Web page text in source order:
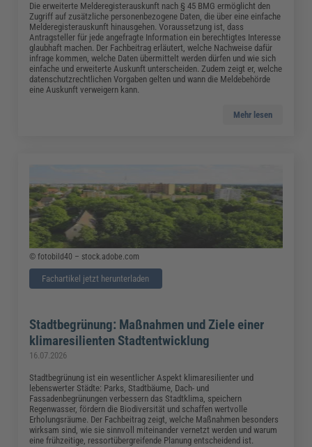
Die erweiterte Melderegisterauskunft nach § 45 BMG ermöglicht den
Zugriff auf zusätzliche personenbezogene Daten, die über eine einfache
Melderegisterauskunft hinausgehen. Voraussetzung ist, dass
Antragsteller für jede angefragte Information ein berechtigtes Interesse
glaubhaft machen. Der Fachbeitrag erläutert, welche Nachweise dafür
infrage kommen, welche Daten übermittelt werden dürfen und wie sich
einfache und erweiterte Auskunft unterscheiden. Zudem zeigt er, welche
datenschutzrechtlichen Vorgaben gelten und wann die Meldebehörde
eine Auskunft verweigern kann.
Mehr lesen
© fotobild40 – stock.adobe.com
Fachartikel jetzt herunterladen
Stadtbegrünung: Maßnahmen und Ziele einer
klimaresilienten Stadtentwicklung
16.07.2026
Stadtbegrünung ist ein wesentlicher Aspekt klimaresilienter und
lebenswerter Städte: Parks, Stadtbäume, Dach- und
Fassadenbegrünungen verbessern das Stadtklima, speichern
Regenwasser, fördern die Biodiversität und schaffen wertvolle
Erholungsräume. Der Fachbeitrag zeigt, welche Maßnahmen besonders
wirksam sind, wie sie sinnvoll miteinander vernetzt werden und warum
eine frühzeitige, ressortübergreifende Planung entscheidend ist.